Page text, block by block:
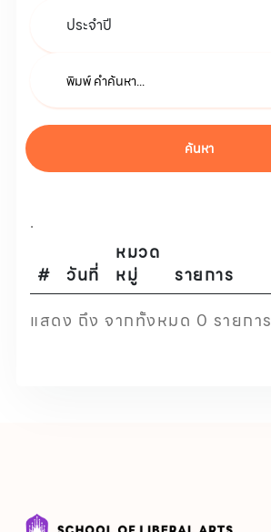
ค้นหา
.
#
วันที่
หมวด
หมู่
รายการ
แสดง ถึง จากทั้งหมด 0 รายการ